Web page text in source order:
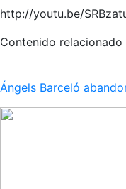
http://youtu.be/
Contenido relacionado
Ángels Barceló